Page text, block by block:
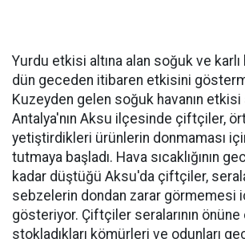
Yurdu etkisi altına alan soğuk ve karlı
dün geceden itibaren etkisini
Kuzeyden gelen soğuk havanın etkisi
Antalya'nın Aksu ilçesinde çiftçiler,
yetiştirdikleri ürünlerin donmaması
tutmaya başladı. Hava sıcaklığının
kadar düştüğü Aksu'da çiftçiler,
sebzelerin dondan zarar görmemesi
gösteriyor. Çiftçiler seralarının
stokladıkları kömürleri ve odunları